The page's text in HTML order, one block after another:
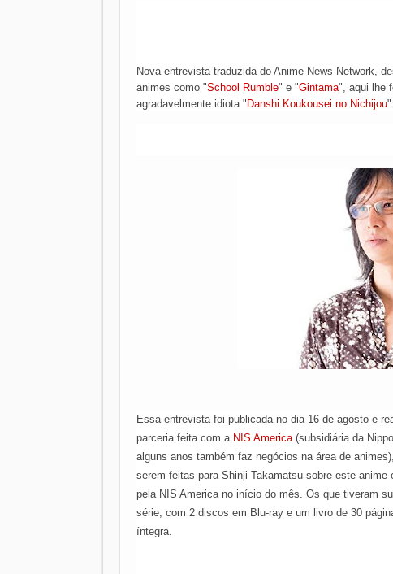
Nova entrevista traduzida do Anime News Network,
animes como "School Rumble" e "Gintama", aqui lhe
agradavelmente idiota " Danshi Koukousei no Nichijou".
Essa entrevista foi publicada no dia 16 de agosto e
parceria feita com a NIS America(subsidiária da
alguns anos também faz negócios na área de
serem feitas para Shinji Takamatsu sobre este
pela NIS America no início do mês. Os que tiveram
série, com 2 discos em Blu-ray e um livro de 30
íntegra.